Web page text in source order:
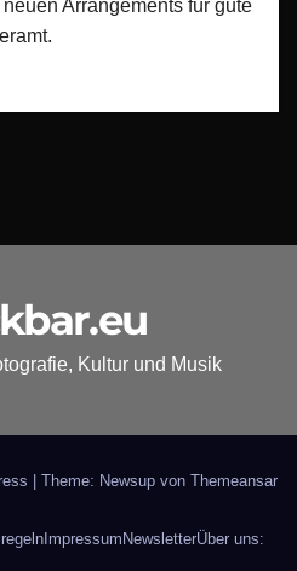
Arrangements für gute
Kultur und Musik
Theme: Newsup von Themeansar
Impressum NewsletterÜber uns: